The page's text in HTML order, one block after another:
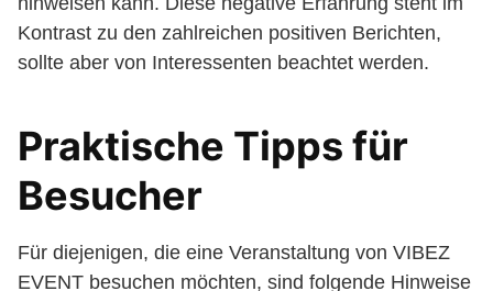
Kontrast zu den zahlreichen positiven Berichten,
sollte aber von Interessenten beachtet werden.
Praktische Tipps für
Besucher
Für diejenigen, die eine Veranstaltung von VIBEZ
EVENT besuchen möchten, sind folgende Hinweise